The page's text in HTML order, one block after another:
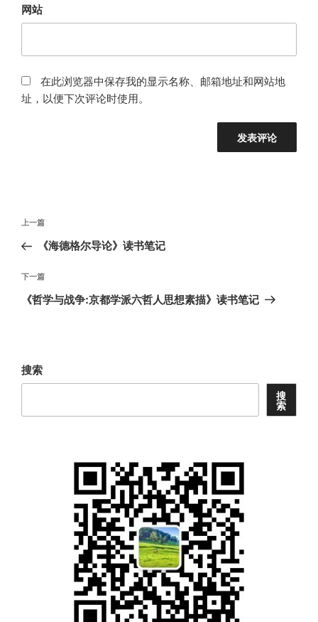
网站
在此浏览器中保存我的显示名称、邮箱地址和网站地
址，以便下次评论时使用。
文
导
航
上
一
文
章
上一篇
《海德格尔导论》读书笔记
下
一
下一篇
《哲学与战争:京都学派六哲人思想素描》读书笔记
搜索
搜
索